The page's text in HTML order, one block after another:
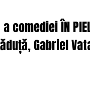
ÎN
Gabriel